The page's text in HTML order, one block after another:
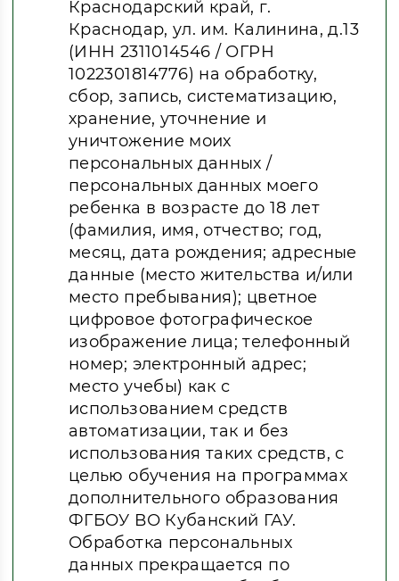
Краснодарский край, г.
Краснодар, ул. им. Калинина, д.13
(ИНН 2311014546 / ОГРН
1022301814776) на обработку,
сбор, запись, систематизацию,
хранение, уточнение и
уничтожение моих
персональных данных /
персональных данных моего
ребенка в возрасте до 18 лет
(фамилия, имя, отчество; год,
месяц, дата рождения; адресные
данные (место жительства и/или
место пребывания); цветное
цифровое фотографическое
изображение лица; телефонный
номер; электронный адрес;
место учебы) как с
использованием средств
автоматизации, так и без
использования таких средств, с
целью обучения на программах
дополнительного образования
ФГБОУ ВО Кубанский ГАУ.
Обработка персональных
данных прекращается по